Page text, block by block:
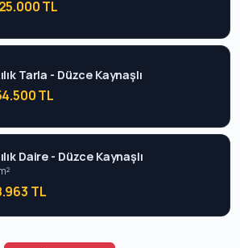
TL
Tarla - Düzce Kaynaşlı
TL
Daire - Düzce Kaynaşlı
TL